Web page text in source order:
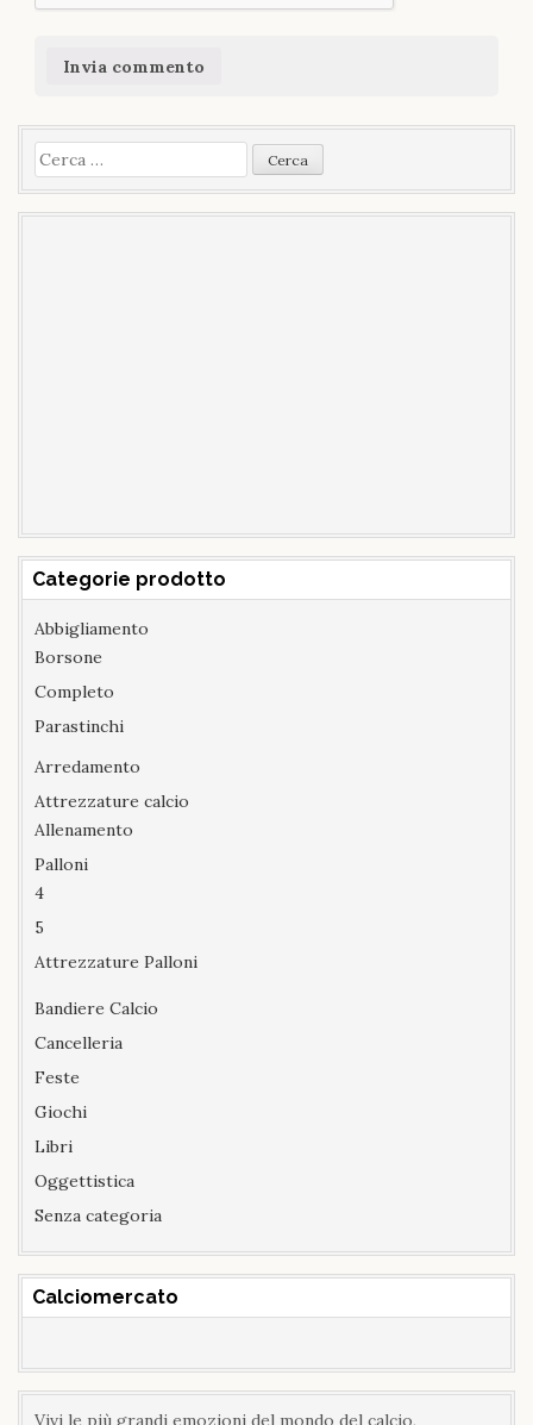
Ricerca
per:
Categorie prodotto
Abbigliamento
Borsone
Completo
Parastinchi
Arredamento
Attrezzature calcio
Allenamento
Palloni
4
5
Attrezzature Palloni
Bandiere Calcio
Cancelleria
Feste
Giochi
Libri
Oggettistica
Senza categoria
Calciomercato
Vivi le più grandi emozioni del mondo del calcio,